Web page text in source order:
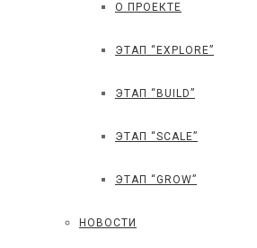
О ПРОЕКТЕ
ЭТАП “EXPLORE”
ЭТАП “BUILD”
ЭТАП “SCALE”
ЭТАП “GROW”
НОВОСТИ